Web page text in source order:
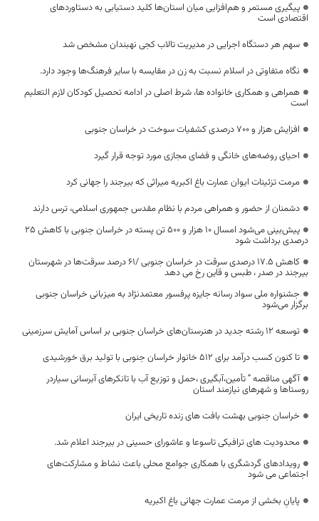
پیگیری مستمر و هم‌افزایی میان استان‌ها کلید دستیابی به دستاوردهای
اقتصادی است
سهم هر دستگاه‌ اجرایی در مدیریت تالاب کجی نهبندان مشخص شد
نگاه متفاوتی در اسلام نسبت به زن در مقایسه با سایر فرهنگ‌ها وجود دارد.
همراهی و همکاری خانواده ها، شرط اصلی در ادامه تحصیل کودکان لازم التعلیم
است
افزایش هزار و ۷۰۰ درصدی کشفیات سوخت در خراسان جنوبی
احیای روضه‌های خانگی و فضای مجازی مورد توجه قرار گیرد
مرمت تزئینات ایوان عمارت باغ اکبریه میراثی که بیرجند را جهانی کرد
دشمنان از حضور و همراهی مردم با نظام مقدس جمهوری اسلامی، ترس دارند
پیش‌بینی می‌شود امسال ۱۰ هزار و ۵۰۰ تن پسته در خراسان جنوبی با کاهش 25
درصدی برداشت شود
کاهش ۱۷.۵ درصدی سرقت در خراسان جنوبی /۶۱ درصد سرقت‌ها در شهرستان
بیرجند در صدر ، طبس و قاین رخ می دهد
جشنواره ملی سواد رسانه‌ جایزه پرفسور معتمدنژاد به میزبانی خراسان جنوبی
برگزار می‌شود
توسعه ۱۲ رشته جدید در هنرستان‌های خراسان جنوبی بر اساس آمایش سرزمینی
تا کنون کسب درآمد برای ۵۱۲ خانوار خراسان جنوبی با تولید برق خورشیدی
آگهی مناقصه ” تأمین،آبگیری ،حمل و توزیع آب با تانکرهای آبرسانی سیاردر
روستاها و شهرهای نیازمند استان
خراسان جنوبی بهشت بافت های زنده تاریخی ایران
محدودیت های ترافیکی تاسوعا و عاشورای حسینی در بیرجند اعلام شد.
رویدادهای گردشگری با همکاری جوامع محلی باعث نشاط و مشارکت‌های
اجتماعی می شود
پایانِ بخشی از مرمت عمارت جهانی باغ اکبریه